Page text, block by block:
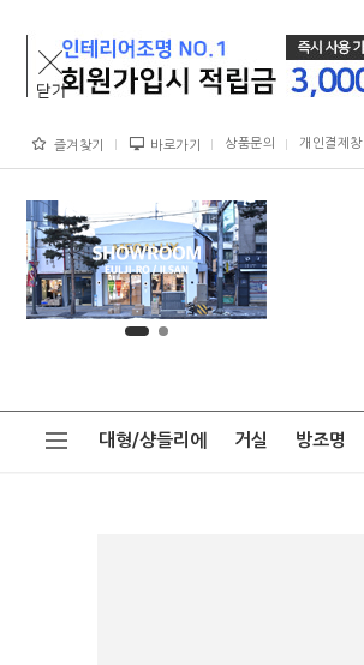
즐겨찾기 바로가기 상품문의 개인결제창
대형/샹들리에 거실 방조명